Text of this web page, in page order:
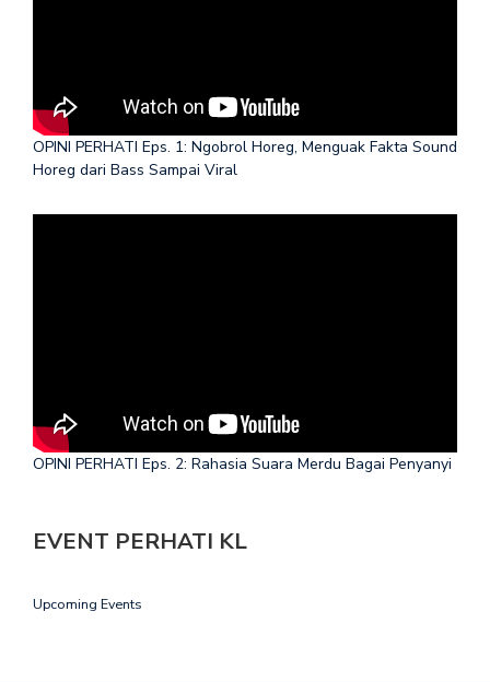
OPINI PERHATI Eps. 1: Ngobrol Horeg, Menguak Fakta Sound
Horeg dari Bass Sampai Viral
OPINI PERHATI Eps. 2: Rahasia Suara Merdu Bagai Penyanyi
EVENT PERHATI KL
Upcoming Events